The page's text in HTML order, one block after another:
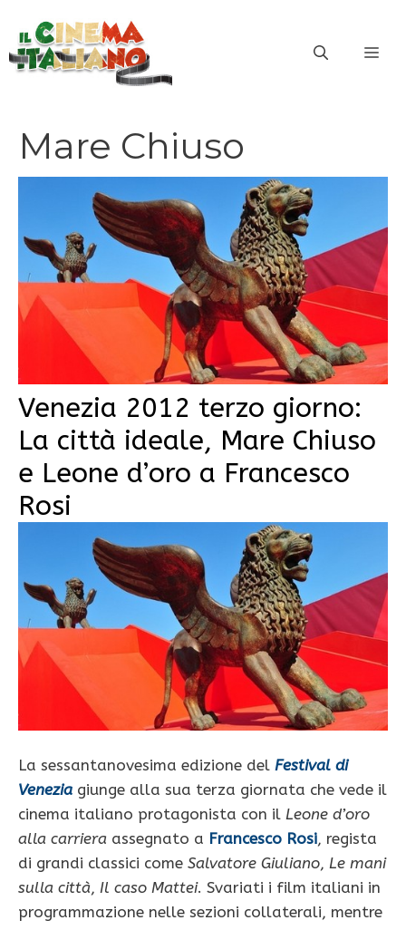
contenuto
Mare Chiuso
Venezia 2012 terzo giorno:
La città ideale, Mare Chiuso
e Leone d’oro a Francesco
Rosi
La sessantanovesima edizione del Festival di
Venezia giunge alla sua terza giornata che vede il
cinema italiano protagonista con il Leone d’oro
alla carriera assegnato a Francesco Rosi, regista
di grandi classici come Salvatore Giuliano, Le mani
sulla città, Il caso Mattei. Svariati i film italiani in
programmazione nelle sezioni collaterali, mentre